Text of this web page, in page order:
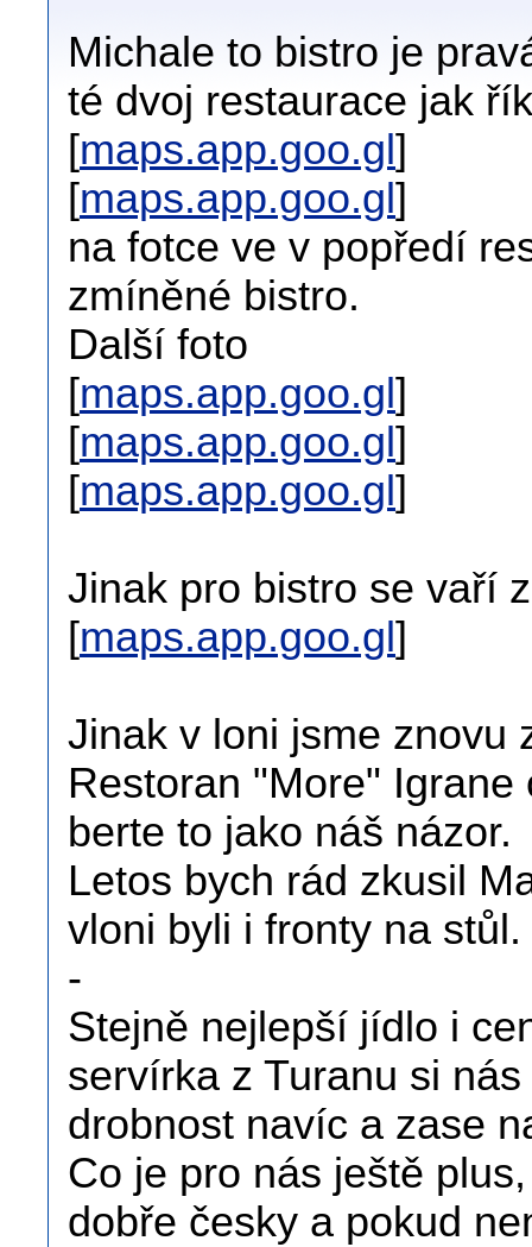
Michale to bistro je
té dvoj restaurace jak
[maps.app.goo.gl]
[maps.app.goo.gl]
na fotce ve v popředí
zmíněné bistro.
Další foto
[maps.app.goo.gl]
[maps.app.goo.gl]
[maps.app.goo.gl]
Jinak pro bistro se vaří
[maps.app.goo.gl]
Jinak v loni jsme znovu
Restoran "More"
berte to jako náš názor.
Letos bych rád zkusil
vloni byli i fronty na stůl.
-
Stejně nejlepší jídlo i
servírka z Turanu si
drobnost navíc a zase
Co je pro nás ještě
dobře česky a pokud